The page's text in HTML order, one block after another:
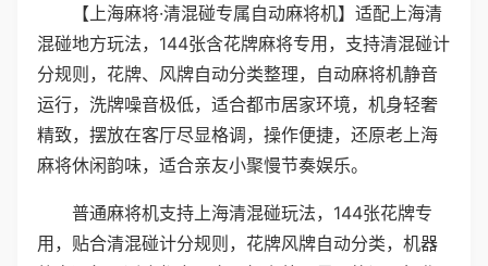
【上海麻将·清混碰专属自动麻将机】适配上海清
混碰地方玩法，144张含花牌麻将专用，支持清混碰计
分规则，花牌、风牌自动分类整理，自动麻将机静音
运行，洗牌噪音极低，适合都市居家环境，机身轻奢
精致，摆放在客厅尽显格调，操作便捷，还原老上海
麻将休闲韵味，适合亲友小聚慢节奏娱乐。
普通麻将机支持上海清混碰玩法，144张花牌专
用，贴合清混碰计分规则，花牌风牌自动分类，机器